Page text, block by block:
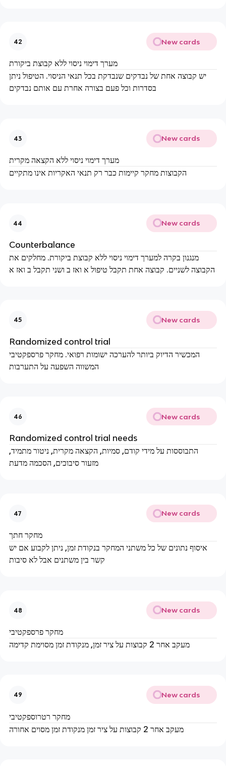
42 New cards
מערך דימוי ניסוי ללא קבוצת ביקורת
יש קבוצה אחת של נבדקים שנבדקת בכל תנאי הניסוי. הטיפול ניתן
בסדרות וכל פעם בצורה אחרת עם אותם נבדקים
43 New cards
מערך דימוי ניסוי ללא הקצאה מקרית
הקבוצות מחקר קיימות כבר רק תנאי האקריות אינו מתקיים
44 New cards
Counterbalance
מנגנון בקרה למערך דימוי ניסוי ללא קבוצת ביקורת. מחלקים את
הקבוצה לשניים. קבוצה אחת תקבל טיפול א ואז ב ושני תקבל ב ואז א
45 New cards
Randomized control trial
המכשיר הדיוק ביותר להערכה ישומות רפואי. מחקר פרספקטיבי
המשווה השפעה על התערבות
46 New cards
Randomized control trial needs
התבוססות על מידי קודם, סמיות, הקצאה מקרית, ניטור מתמיד,
מזעור סיבוכים, הסכמה מדעת
47 New cards
מחקר חתך
איסוף נתונים של כל משתני המחקר בנקודת זמן, ניתן לקבוע אם יש
קשר בין משתנים אבל לא סיבות
48 New cards
מחקר פרספקטיבי
מעקב אחר 2 קבוצות על ציר זמן, מנקודת זמן מסוימת קדימה
49 New cards
מחקר רטרוספקטיבי
מעקב אחר 2 קבוצות על ציר זמן מנקודת זמן מסוים אחורה